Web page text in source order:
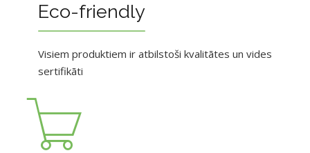
Eco-friendly
Visiem produktiem ir atbilstoši kvalitātes un vides
sertifikāti